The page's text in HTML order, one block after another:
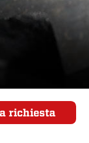
richiesta